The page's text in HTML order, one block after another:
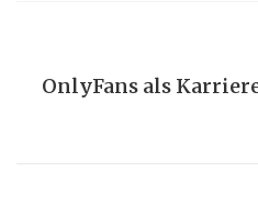
OnlyFans als